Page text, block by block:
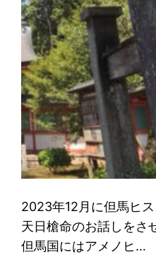
2023年12月に但馬ヒス
天日槍命のお話しを
但馬国にはアメノヒ…